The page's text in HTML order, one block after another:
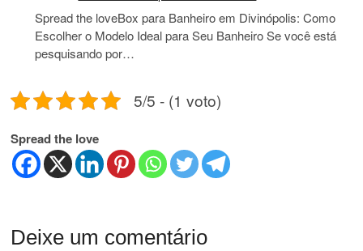
Spread the loveBox para Banheiro em Divinópolis: Como
Escolher o Modelo Ideal para Seu Banheiro Se você está
pesquisando por…
5/5 - (1 voto)
Spread the love
Deixe um comentário